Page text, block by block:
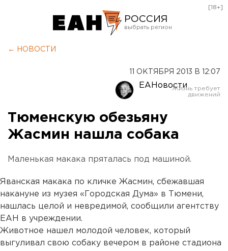
РОССИЯ
Оренбург
[18+]
← НОВОСТИ
11 ОКТЯБРЯ 2013 В 12:07
ЕАНовости
Тюменскую обезьяну
Жасмин нашла собака
Маленькая макака пряталась под машиной.
Яванская макака по кличке Жасмин, сбежавшая
накануне из музея «Городская Дума» в Тюмени,
нашлась целой и невредимой, сообщили агентству
ЕАН в учреждении.
Животное нашел молодой человек, который
выгуливал свою собаку вечером в районе стадиона